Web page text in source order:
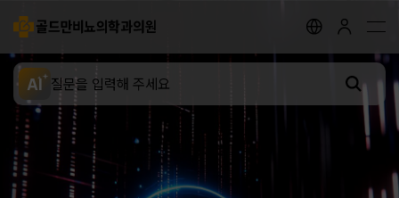
AI
지점안내 골드만 채널
골드만 스토리
전립선 클리닉
요로결석 클리닉